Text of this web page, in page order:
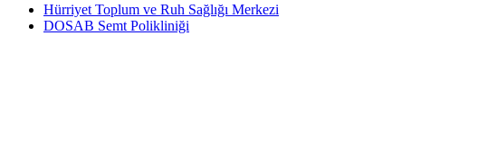
Hürriyet Toplum ve Ruh Sağlığı Merkezi
DOSAB Semt Polikliniği